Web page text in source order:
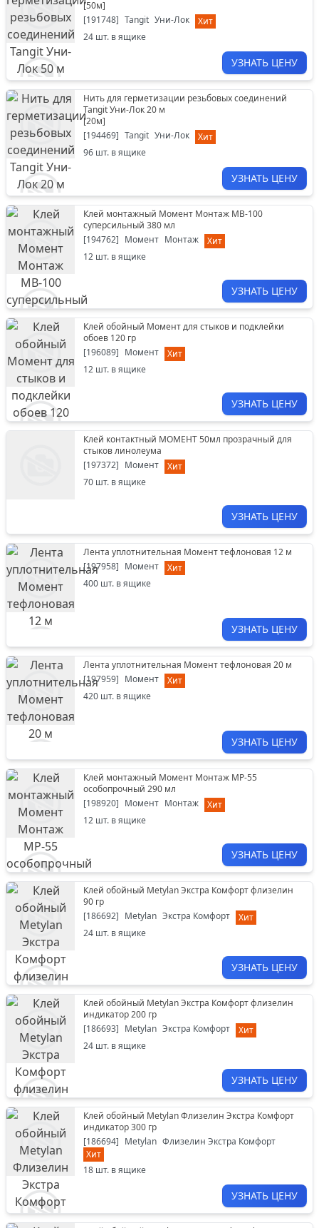
[50м]
[191748] Tangit Уни-Лок
Хит
24 шт. в ящике
УЗНАТЬ ЦЕНУ
Нить для герметизации резьбовых соединений
Tangit Уни-Лок 20 м
[20м]
[194469] Tangit Уни-Лок
Хит
96 шт. в ящике
УЗНАТЬ ЦЕНУ
Клей монтажный Момент Монтаж МВ-100
суперсильный 380 мл
[194762] Момент Монтаж
Хит
12 шт. в ящике
УЗНАТЬ ЦЕНУ
Клей обойный Момент для стыков и подклейки
обоев 120 гр
[196089] Момент
Хит
12 шт. в ящике
УЗНАТЬ ЦЕНУ
Клей контактный МОМЕНТ 50мл прозрачный для
стыков линолеума
[197372] Момент
Хит
70 шт. в ящике
УЗНАТЬ ЦЕНУ
Лента уплотнительная Момент тефлоновая 12 м
[197958] Момент
Хит
400 шт. в ящике
УЗНАТЬ ЦЕНУ
Лента уплотнительная Момент тефлоновая 20 м
[197959] Момент
Хит
420 шт. в ящике
УЗНАТЬ ЦЕНУ
Клей монтажный Момент Монтаж МР-55
особопрочный 290 мл
[198920] Момент Монтаж
Хит
12 шт. в ящике
УЗНАТЬ ЦЕНУ
Клей обойный Metylan Экстра Комфорт флизелин
90 гр
[186692] Metylan Экстра Комфорт
Хит
24 шт. в ящике
УЗНАТЬ ЦЕНУ
Клей обойный Metylan Экстра Комфорт флизелин
индикатор 200 гр
[186693] Metylan Экстра Комфорт
Хит
24 шт. в ящике
УЗНАТЬ ЦЕНУ
Клей обойный Metylan Флизелин Экстра Комфорт
индикатор 300 гр
[186694] Metylan Флизелин Экстра Комфорт
Хит
18 шт. в ящике
УЗНАТЬ ЦЕНУ